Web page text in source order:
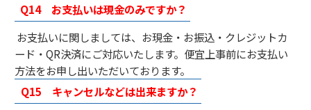
Q14 お支払いは現金のみですか？
お支払いに関しましては、お現金・お振込・クレジットカ
ード・QR決済にご対応いたします。便宜上事前にお支払い
方法をお申し出いただいております。
Q15 キャンセルなどは出来ますか？